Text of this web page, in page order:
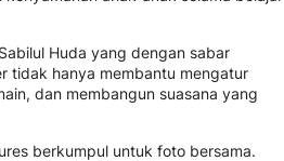
Huda yang dengan sabar
tidak hanya membantu mengatur
dan membangun suasana yang
berkumpul untuk foto bersama.